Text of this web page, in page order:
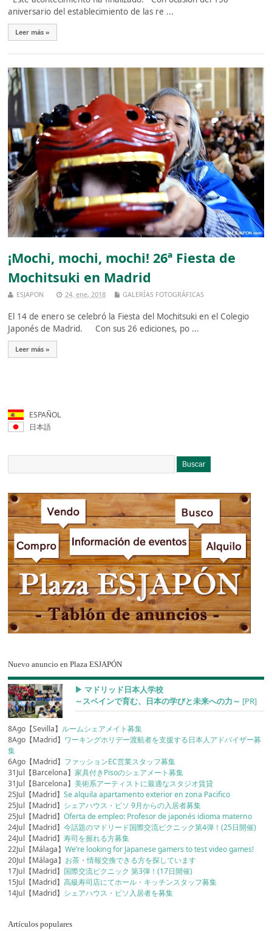
aniversario del establecimiento de las re ...
Leer más »
¡Mochi, mochi, mochi! 26ª Fiesta de
Mochitsuki en Madrid
ESJAPON 24, ene, 2018 GALERÍAS FOTOGRÁFICAS
El 14 de enero se celebró la Fiesta del Mochitsuki en el Colegio
Japonés de Madrid. Con sus 26 ediciones, po ...
Leer más »
ESPAÑOL
日本語
Nuevo anuncio en Plaza ESJAPÓN
▶︎ マドリッド日本人学校
～スペインで育む、日本の学びと未来への力～ [PR]
8Ago【Sevilla】 ルームシェアメイト募集
8Ago【Madrid】 ワーキングホリデー渡航者を支援する日本人アドバイザー募
集
6Ago【Madrid】 ファッションEC営業スタッフ募集
31Jul【Barcelona】家具付きPisoのシェアメート募集
31Jul【Barcelona】美術系アーティストに最適なスタジオ賃貸
25Jul【Madrid】Se alquila apartamento exterior en zona Pacifico
25Jul【Madrid】 シェアハウス・ピソ 9月からの入居者募集
25Jul【Madrid】Oferta de empleo: Profesor de japonés idioma materno
24Jul【Madrid】今話題のマドリード国際交流ピクニック第4弾！(25日開催)
24Jul【Madrid】寿司を握れる方募集
22Jul【Málaga】We’re looking for Japanese gamers to test video games!
20Jul【Málaga】 お茶・情報交換できる方を探しています
17Jul【Madrid】 国際交流ピクニック 第3弾！(17日開催)
15Jul【Madrid】高級寿司店にてホール・キッチンスタッフ募集
14Jul【Madrid】 シェアハウス・ピソ入居者を募集
Artículos populares